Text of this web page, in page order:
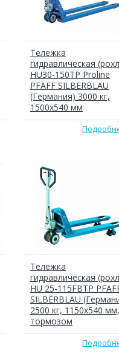
Тележка
гидравлическая
HU30-150TP Proline
PFAFF SILBERBLAU
(Германия) 3000 кг,
1500x540 мм
Тележка
гидравлическая
HU 25-115FBTP
SILBERBLAU
2500 кг, 1150х540
тормозом